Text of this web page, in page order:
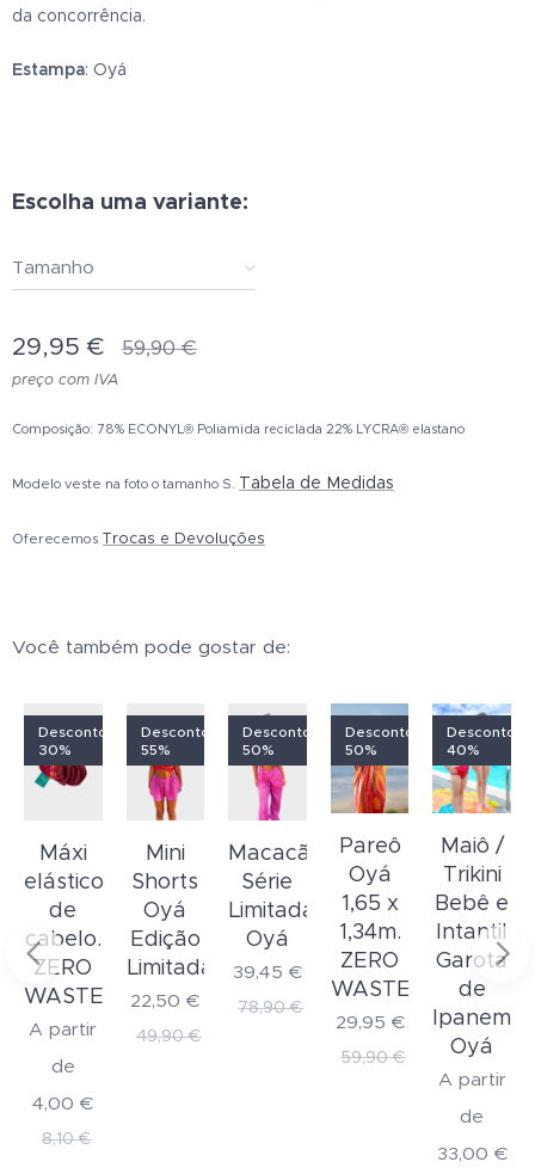
da concorrência.
Estampa: Oyá
Escolha uma variante:
Tamanho
29,95 € 59,90€
preço com IVA
Composição: 78% ECONYL® Poliamida reciclada 22% LYCRA® elastano
Modelo veste na foto o tamanho S. Tabela de Medidas
Oferecemos Trocas e Devoluções
Você também pode gostar de:
Máxi
elástico
de
cabelo.
ZERO
WASTE
Desconto
30%
A partir
de
4,00 €
8,10€
Mini
Shorts
Oyá
Edição
Limitada
Desconto
55%
22,50 €
49,90€
Macacão/Calça
Série
Limitada
Oyá
Desconto
50%
39,45 €
78,90€
Pareô
Oyá
1,65 x
1,34m.
ZERO
WASTE
Desconto
50%
29,95 €
59,90€
Maiô /
Trikini
Bebê e
Intantil
Garota
de
Ipanema
Oyá
Desconto
40%
A partir
de
33,00 €